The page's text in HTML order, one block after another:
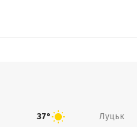
37° Луцьк